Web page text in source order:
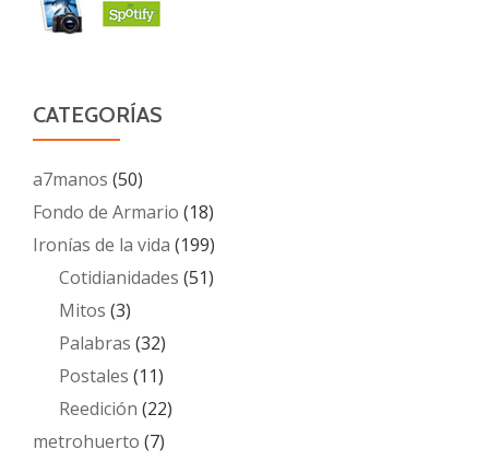
CATEGORÍAS
a7manos (50)
Fondo de Armario (18)
Ironías de la vida (199)
Cotidianidades (51)
Mitos (3)
Palabras (32)
Postales (11)
Reedición (22)
metrohuerto (7)